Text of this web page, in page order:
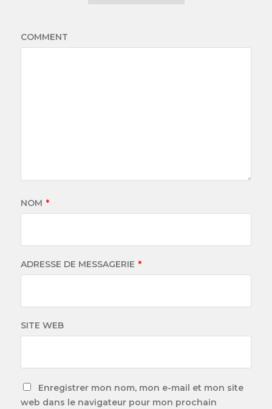
COMMENT
NOM *
ADRESSE DE MESSAGERIE *
SITE WEB
Enregistrer mon nom, mon e-mail et mon site
web dans le navigateur pour mon prochain